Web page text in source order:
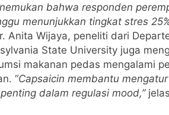
bahwa responden
menunjukkan tingkat stres
Anita Wijaya, peneliti dari
State University juga
makanan pedas mengalami
“Capsaicin membantu
dalam regulasi mood,”